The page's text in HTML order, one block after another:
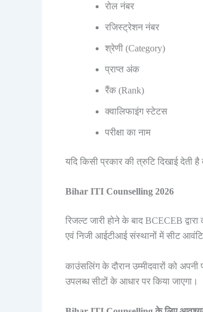
रोल नंबर
रजिस्ट्रेशन नंबर
श्रेणी (Category)
प्राप्त अंक
रैंक (Rank)
क्वालिफाइंग स्टेटस
परीक्षा का नाम
यदि किसी प्रकार की त्रुटि दिखाई देती
Bihar ITI Counselling 2026
रिजल्ट जारी होने के बाद BCECEB
एवं निजी आईटीआई संस्थानों में सीट
काउंसलिंग के दौरान उम्मीदवारों को
उपलब्ध सीटों के आधार पर किया जाएगा।